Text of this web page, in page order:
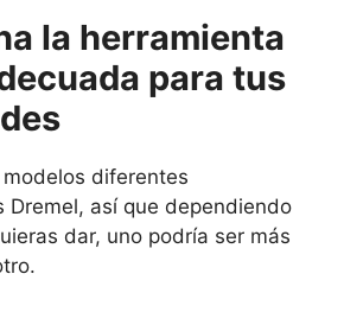
la herramienta
para tus
diferentes
Dremel, así que dependiendo
dar, uno podría ser más